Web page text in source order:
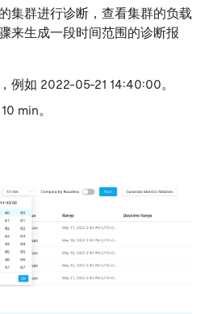
集群进行诊断，查看集群的负载
来生成一段时间范围的诊断报
例如 2022-05-21 14:40:00。
min。